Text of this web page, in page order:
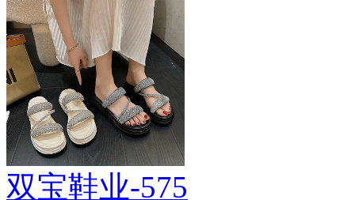
双宝鞋业-575